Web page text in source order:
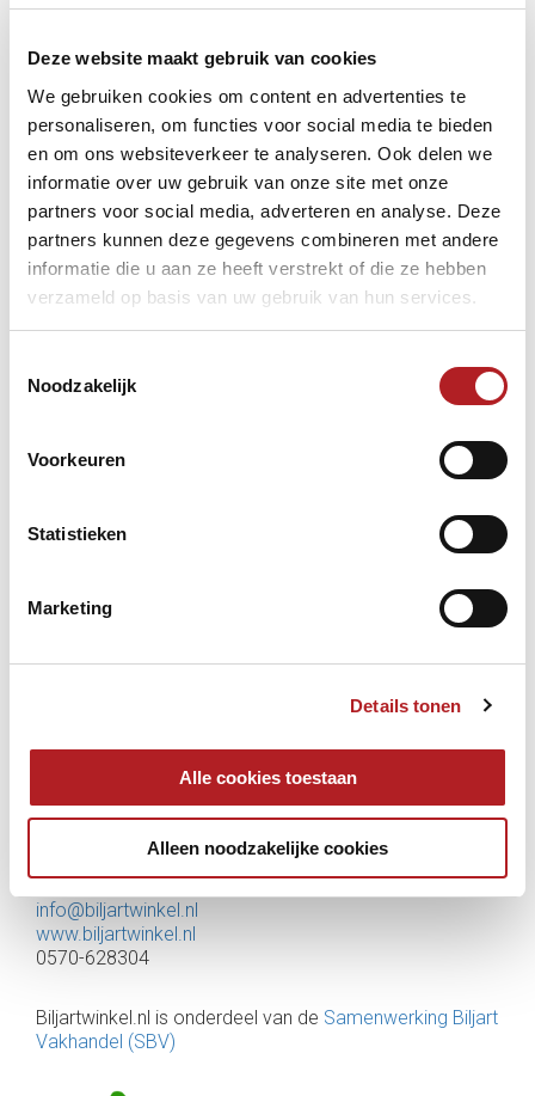
Deze website maakt gebruik van cookies
We gebruiken cookies om content en advertenties te
personaliseren, om functies voor social media te bieden
en om ons websiteverkeer te analyseren. Ook delen we
informatie over uw gebruik van onze site met onze
partners voor social media, adverteren en analyse. Deze
partners kunnen deze gegevens combineren met andere
informatie die u aan ze heeft verstrekt of die ze hebben
verzameld op basis van uw gebruik van hun services.
Noodzakelijk
Voorkeuren
Statistieken
Marketing
Details tonen
Alle cookies toestaan
Alleen noodzakelijke cookies
Fransen biljarts routine
Heemskerk
Meilink Biljarts
Poolbrothers
Ten Kate-Winters, Biljarttraditie
Aanvraag organisatie
Kortingen voor KNBB-leden
Biljartwinkel.nl
Bergenvaardersstraat 15, 7418BW Deventer
info@biljartwinkel.nl
www.biljartwinkel.nl
0570-628304
Biljartwinkel.nl is onderdeel van de Samenwerking Biljart
Vakhandel (SBV)